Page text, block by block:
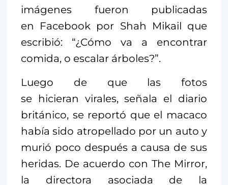
imágenes fueron publicadas
en Facebook por Shah Mikail que
escribió: “¿Cómo va a encontrar
comida, o escalar árboles?”.
Luego de que las fotos
se hicieran virales, señala el diario
británico, se reportó que el macaco
había sido atropellado por un auto y
murió poco después a causa de sus
heridas. De acuerdo con The Mirror,
la directora asociada de la